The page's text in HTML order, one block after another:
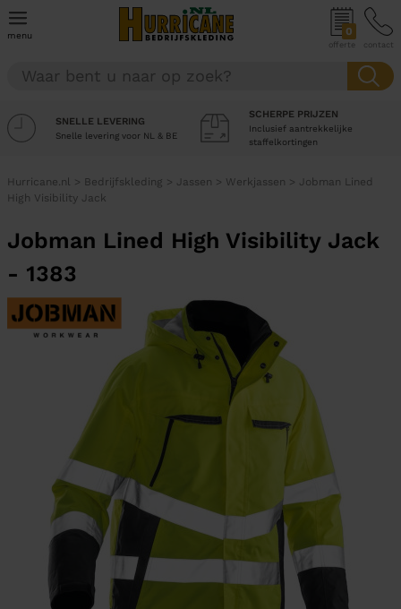
menu 0
offerte contact
SNELLE LEVERING
Snelle levering voor NL & BE
SCHERPE PRIJZEN
Inclusief aantrekkelijke
staffelkortingen
Hurricane.nl > Bedrijfskleding > Jassen > Werkjassen > Jobman Lined
High Visibility Jack
Jobman Lined High Visibility Jack
- 1383